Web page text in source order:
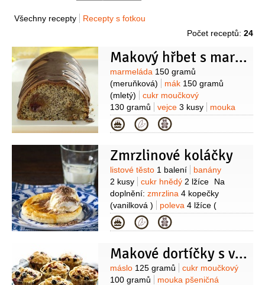
Všechny recepty
Recepty s fotkou
Počet receptů: 24
Makový hřbet s marmeládou
Suroviny
marmeláda 150 gramů
(meruňková)
mák 150 gramů
(mletý)
cukr moučkový
130 gramů
vejce 3 kusy
mouka
pšeničná hrubá60 gramů
vanilkový1 balíček
kypřící prášek do
(studená)
tuk(na vymazání formy)
Na ozdobení: poleva 120 gramů
(čokoládová mléčná)
poleva
120 gramů
(čokoládová hořká)
Kategorie
Zmrzlinové koláčky
Suroviny
listové těsto 1 balení
banány
2 kusy
cukr hnědý 2 lžíce
Na
doplnění: zmrzlina 4 kopečky
(vanilková )
poleva 4 lžíce (
karamelová)
čokoláda hořká
(nastrouhaná)
Kategorie
Makové dortíčky s vločkami
Suroviny
máslo 125 gramů
cukr moučkový
100 gramů
mouka pšeničná